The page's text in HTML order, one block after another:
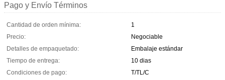
Pago y Envío Términos
Cantidad de orden mínima:
1
Precio:
Negociable
Detalles de empaquetado:
Embalaje estándar
Tiempo de entrega:
10 dias
Condiciones de pago:
T/TL/C